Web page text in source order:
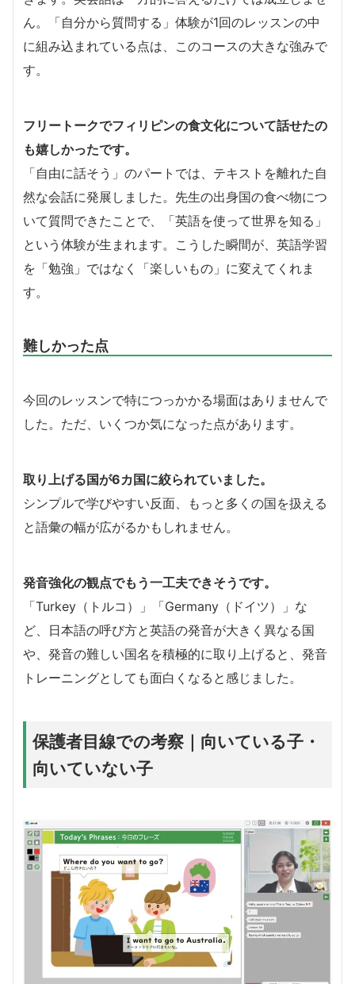
ん。「自分から質問する」体験が1回のレッスンの中
に組み込まれている点は、このコースの大きな強みで
す。
フリートークでフィリピンの食文化について話せたの
も嬉しかったです。
「自由に話そう」のパートでは、テキストを離れた自
然な会話に発展しました。先生の出身国の食べ物につ
いて質問できたことで、「英語を使って世界を知る」
という体験が生まれます。こうした瞬間が、英語学習
を「勉強」ではなく「楽しいもの」に変えてくれま
す。
難しかった点
今回のレッスンで特につっかかる場面はありませんで
した。ただ、いくつか気になった点があります。
取り上げる国が6カ国に絞られていました。
シンプルで学びやすい反面、もっと多くの国を扱える
と語彙の幅が広がるかもしれません。
発音強化の観点でもう一工夫できそうです。
「Turkey（トルコ）」「Germany（ドイツ）」な
ど、日本語の呼び方と英語の発音が大きく異なる国
や、発音の難しい国名を積極的に取り上げると、発音
トレーニングとしても面白くなると感じました。
保護者目線での考察｜向いている子・
向いていない子